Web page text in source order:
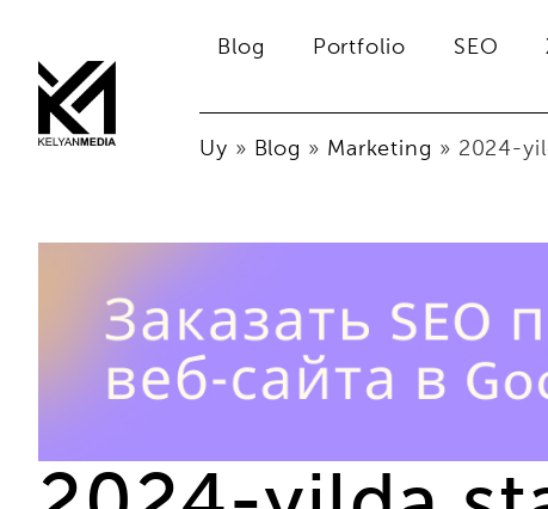
Blog Portfolio SEO
Uy » Blog » Marketing » 2024-